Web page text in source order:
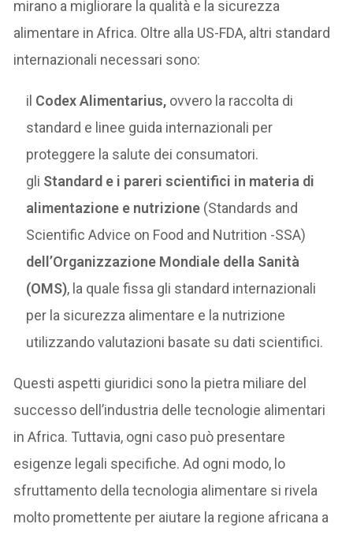
mirano a migliorare la qualità e la sicurezza
alimentare in Africa. Oltre alla US-FDA, altri standard
internazionali necessari sono:
il Codex Alimentarius, ovvero la raccolta di
standard e linee guida internazionali per
proteggere la salute dei consumatori.
gli Standard e i pareri scientifici in materia di
alimentazione e nutrizione (Standards and
Scientific Advice on Food and Nutrition -SSA)
dell’Organizzazione Mondiale della Sanità
(OMS), la quale fissa gli standard internazionali
per la sicurezza alimentare e la nutrizione
utilizzando valutazioni basate su dati scientifici.
Questi aspetti giuridici sono la pietra miliare del
successo dell’industria delle tecnologie alimentari
in Africa. Tuttavia, ogni caso può presentare
esigenze legali specifiche. Ad ogni modo, lo
sfruttamento della tecnologia alimentare si rivela
molto promettente per aiutare la regione africana a